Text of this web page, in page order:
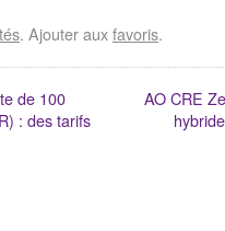
. Ajouter auxfavoris.
de 100
: des tarifs
AO CRE